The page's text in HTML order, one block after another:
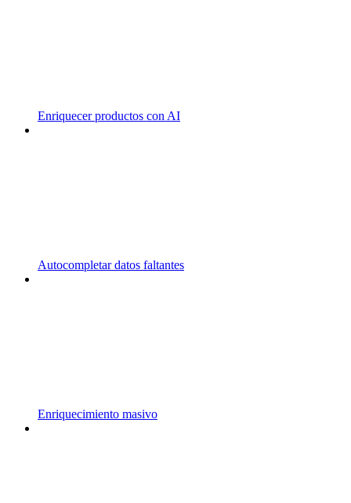
Enriquecer productos con AI
Autocompletar datos faltantes
Enriquecimiento masivo